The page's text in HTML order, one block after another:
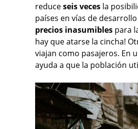
reduceseis veces la
países en vías de
precios inasumibles para
hay que atarse la cincha!
viajan como pasajeros. En
ayuda a que la población